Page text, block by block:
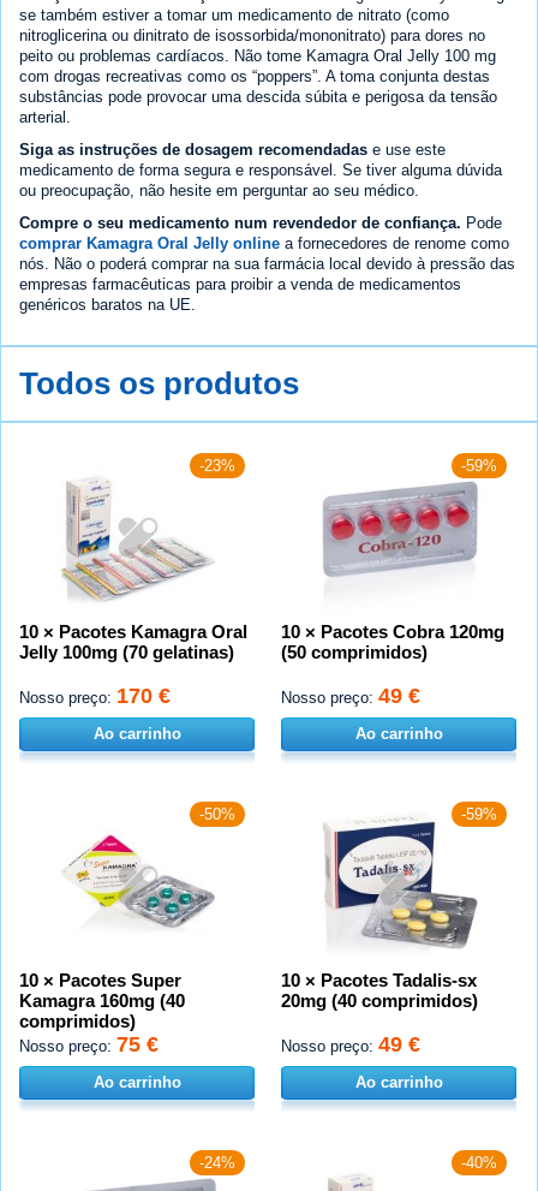
se também estiver a tomar um medicamento de nitrato (como
nitroglicerina ou dinitrato de isossorbida/mononitrato) para dores no
peito ou problemas cardíacos. Não tome Kamagra Oral Jelly 100 mg
com drogas recreativas como os “poppers”. A toma conjunta destas
substâncias pode provocar uma descida súbita e perigosa da tensão
arterial.
Siga as instruções de dosagem recomendadas e use este
medicamento de forma segura e responsável. Se tiver alguma dúvida
ou preocupação, não hesite em perguntar ao seu médico.
Compre o seu medicamento num revendedor de confiança. Pode
comprar Kamagra Oral Jelly online a fornecedores de renome como
nós. Não o poderá comprar na sua farmácia local devido à pressão das
empresas farmacêuticas para proibir a venda de medicamentos
genéricos baratos na UE.
Todos os produtos
-23%
10 × Pacotes Kamagra Oral
Jelly 100mg (70 gelatinas)
Nosso preço: 170 €
Ao carrinho
-59%
10 × Pacotes Cobra 120mg
(50 comprimidos)
Nosso preço: 49 €
Ao carrinho
-50%
10 × Pacotes Super
Kamagra 160mg (40
comprimidos)
Nosso preço: 75 €
Ao carrinho
-59%
10 × Pacotes Tadalis-sx
20mg (40 comprimidos)
Nosso preço: 49 €
Ao carrinho
-24% -40%